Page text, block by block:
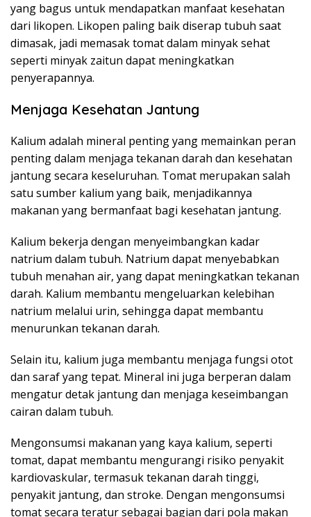
yang bagus untuk mendapatkan manfaat kesehatan
dari likopen. Likopen paling baik diserap tubuh saat
dimasak, jadi memasak tomat dalam minyak sehat
seperti minyak zaitun dapat meningkatkan
penyerapannya.
Menjaga Kesehatan Jantung
Kalium adalah mineral penting yang memainkan peran
penting dalam menjaga tekanan darah dan kesehatan
jantung secara keseluruhan. Tomat merupakan salah
satu sumber kalium yang baik, menjadikannya
makanan yang bermanfaat bagi kesehatan jantung.
Kalium bekerja dengan menyeimbangkan kadar
natrium dalam tubuh. Natrium dapat menyebabkan
tubuh menahan air, yang dapat meningkatkan tekanan
darah. Kalium membantu mengeluarkan kelebihan
natrium melalui urin, sehingga dapat membantu
menurunkan tekanan darah.
Selain itu, kalium juga membantu menjaga fungsi otot
dan saraf yang tepat. Mineral ini juga berperan dalam
mengatur detak jantung dan menjaga keseimbangan
cairan dalam tubuh.
Mengonsumsi makanan yang kaya kalium, seperti
tomat, dapat membantu mengurangi risiko penyakit
kardiovaskular, termasuk tekanan darah tinggi,
penyakit jantung, dan stroke. Dengan mengonsumsi
tomat secara teratur sebagai bagian dari pola makan